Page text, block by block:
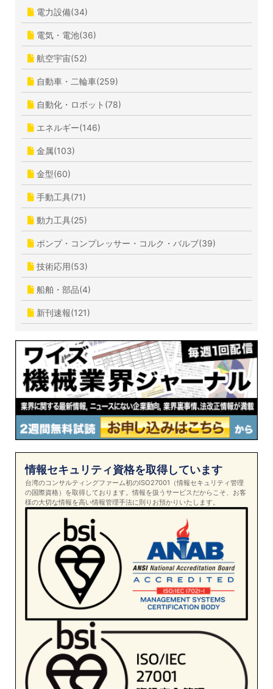
電力設備(34)
電気・電池(36)
航空宇宙(52)
自動車・二輪車(259)
自動化・ロボット(78)
エネルギー(146)
金属(103)
金型(60)
手動工具(71)
動力工具(25)
ポンプ・コンプレッサー・コルク・バルブ(39)
技術応用(53)
船舶・部品(4)
新刊速報(121)
情報セキュリティ資格を取得しています
台湾のコンサルティングファーム初のISO27001（情報セキュリティ管理
の国際資格）を取得しております。情報を扱うサービスだからこそ、お客
様の大切な情報を高い情報管理手法に則りお預かりいたします。